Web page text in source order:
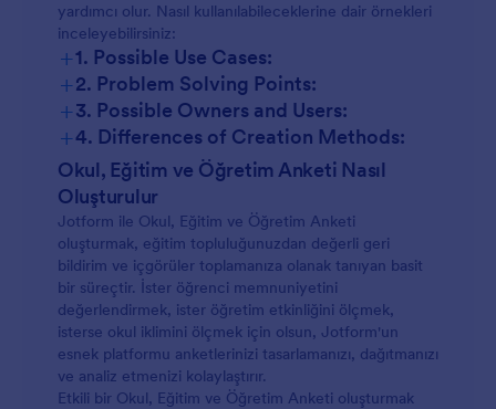
yardımcı olur. Nasıl kullanılabileceklerine dair örnekleri
inceleyebilirsiniz:
+1. Possible Use Cases:
+2. Problem Solving Points:
+3. Possible Owners and Users:
+4. Differences of Creation Methods:
Okul, Eğitim ve Öğretim Anketi Nasıl
Oluşturulur
Jotform ile Okul, Eğitim ve Öğretim Anketi
oluşturmak, eğitim topluluğunuzdan değerli geri
bildirim ve içgörüler toplamanıza olanak tanıyan basit
bir süreçtir. İster öğrenci memnuniyetini
değerlendirmek, ister öğretim etkinliğini ölçmek,
isterse okul iklimini ölçmek için olsun, Jotform'un
esnek platformu anketlerinizi tasarlamanızı, dağıtmanızı
ve analiz etmenizi kolaylaştırır.
Etkili bir Okul, Eğitim ve Öğretim Anketi oluşturmak